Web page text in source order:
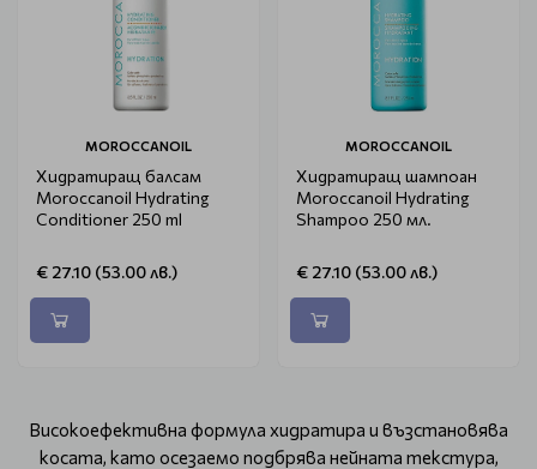
MOROCCANOIL
Хидратиращ балсам
Moroccanoil Hydrating
Conditioner 250 ml
€ 27.10 (53.00 лв.)
MOROCCANOIL
Хидратиращ шампоан
Moroccanoil Hydrating
Shampoo 250 мл.
€ 27.10 (53.00 лв.)
Високоефективна формула хидратира и възстановява
косата, като осезаемо подбрява нейната текстура,